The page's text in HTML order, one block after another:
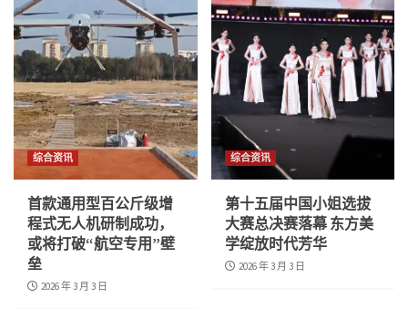
综合资讯
首款通用型百公斤级增
程式无人机研制成功，
或将打破“航空专用”壁
垒
2026 年 3 月 3 日
综合资讯
第十五届中国小姐选拔
大赛总决赛落幕 东方美
学绽放时代芳华
2026 年 3 月 3 日